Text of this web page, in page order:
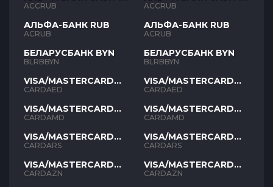
RUB
ACCRUB
АЛЬФА-БАНК RUB
ACRUB
БЕЛАРУСБАНК BYN
BLRBBYN
VISA/MASTERCARD
AED
CARDAED
VISA/MASTERCARD
AMD
CARDAMD
VISA/MASTERCARD
ARS
CARDARS
VISA/MASTERCARD
AZN
CARDAZN
RUB
ACCRUB
АЛЬФА-БАНК RUB
ACRUB
БЕЛАРУСБАНК BYN
BLRBBYN
VISA/MASTERCARD
AED
CARDAED
VISA/MASTERCARD
AMD
CARDAMD
VISA/MASTERCARD
ARS
CARDARS
VISA/MASTERCARD
AZN
CARDAZN